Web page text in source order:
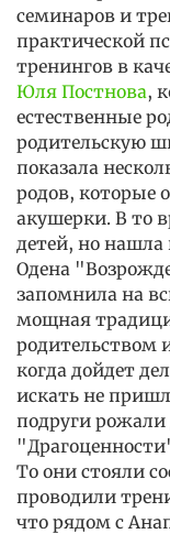
семинаров и
практической
тренингов в
Юля Постнова,
естественные
родительскую
показала
родов, которые
акушерки. В то
детей, но
Одена
запомнила на
мощная
родительством
когда дойдет
искать не
подруги рожали
То они стояли
проводили
что рядом с